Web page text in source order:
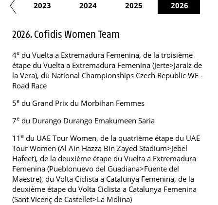
2023 2024 2025 2026
2026. Cofidis Women Team
4e du Vuelta a Extremadura Femenina, de la troisième
étape du Vuelta a Extremadura Femenina (Jerte>Jaraíz de
la Vera), du National Championships Czech Republic WE -
Road Race
5e du Grand Prix du Morbihan Femmes
7e du Durango Durango Emakumeen Saria
11 e du UAE Tour Women, de la quatrième étape du UAE
Tour Women (Al Ain Hazza Bin Zayed Stadium>Jebel
Hafeet), de la deuxième étape du Vuelta a Extremadura
Femenina (Pueblonuevo del Guadiana>Fuente del
Maestre), du Volta Ciclista a Catalunya Femenina, de la
deuxième étape du Volta Ciclista a Catalunya Femenina
(Sant Vicenç de Castellet>La Molina)